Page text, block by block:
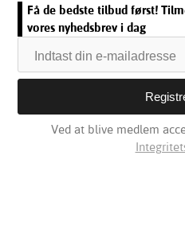
Få de bedste tilbud først!
vores nyhedsbrev i dag
Ved at blive medlem